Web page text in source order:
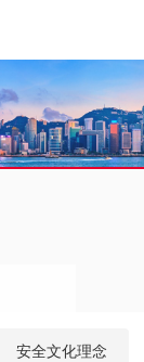
安全文化理念